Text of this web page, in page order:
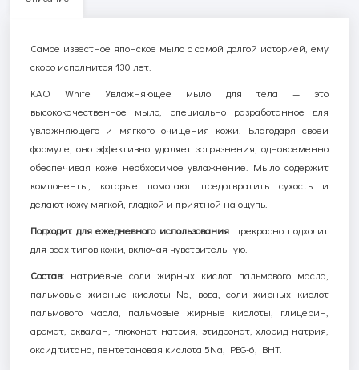
Самое известное японское мыло с самой долгой историей, ему
скоро исполнится 130 лет.
KAO White Увлажняющее мыло для тела — это
высококачественное мыло, специально разработанное для
увлажняющего и мягкого очищения кожи. Благодаря своей
формуле, оно эффективно удаляет загрязнения, одновременно
обеспечивая коже необходимое увлажнение. Мыло содержит
компоненты, которые помогают предотвратить сухость и
делают кожу мягкой, гладкой и приятной на ощупь.
Подходит для ежедневного использования: прекрасно подходит
для всех типов кожи, включая чувствительную.
Состав: натриевые соли жирных кислот пальмового масла,
пальмовые жирные кислоты Na , вода, соли жирных кислот
пальмового масла, пальмовые жирные кислоты, глицерин,
аромат, сквалан, глюконат натрия, этидронат, хлорид натрия,
оксид титана, пентетановая кислота 5Na PEG-6, BHT.